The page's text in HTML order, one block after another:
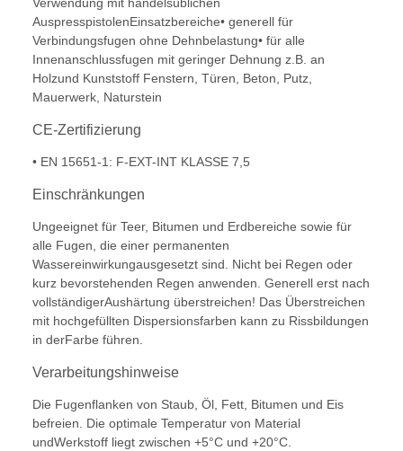
AuspresspistolenEinsatzbereiche• generell für
Verbindungsfugen ohne Dehnbelastung• für alle
Innenanschlussfugen mit geringer Dehnung z.B. an
Holzund Kunststoff Fenstern, Türen, Beton, Putz,
Mauerwerk, Naturstein
CE-Zertifizierung
• EN 15651-1: F-EXT-INT KLASSE 7,5
Einschränkungen
Ungeeignet für Teer, Bitumen und Erdbereiche sowie für
alle Fugen, die einer permanenten
Wassereinwirkungausgesetzt sind. Nicht bei Regen oder
kurz bevorstehenden Regen anwenden. Generell erst nach
vollständigerAushärtung überstreichen! Das Überstreichen
mit hochgefüllten Dispersionsfarben kann zu Rissbildungen
in derFarbe führen.
Verarbeitungshinweise
Die Fugenflanken von Staub, Öl, Fett, Bitumen und Eis
befreien. Die optimale Temperatur von Material
undWerkstoff liegt zwischen +5°C und +20°C.